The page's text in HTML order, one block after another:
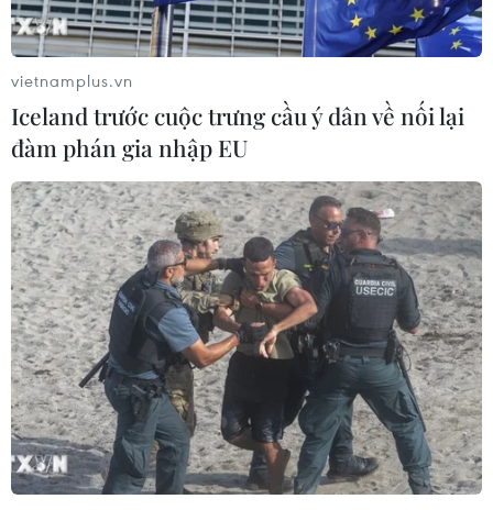
TIN CÙNG CHUYÊN MỤC
Thị trường chứng khoán: Sức ép từ
"vùng trũng" thông tin sau một nhịp
phục hồi
08/08/2026 08:04
VN-Index tăng hơn 3 điểm nhờ sức
bật nhóm dầu khí
07/08/2026 09:36
Chứng khoán Mỹ rời đỉnh khi giá
vietnamplus.vn
Iceland trước cuộc trưng cầu ý dân về nối lại
đàm phán gia nhập EU